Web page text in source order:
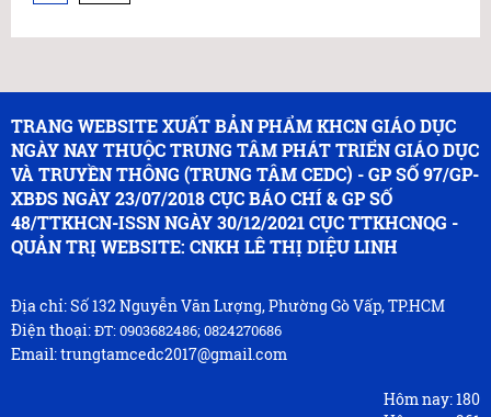
TRANG WEBSITE XUẤT BẢN PHẨM KHCN GIÁO DỤC
NGÀY NAY THUỘC TRUNG TÂM PHÁT TRIỂN GIÁO DỤC
VÀ TRUYỀN THÔNG (TRUNG TÂM CEDC) - GP SỐ 97/GP-
XBĐS NGÀY 23/07/2018 CỤC BÁO CHÍ & GP SỐ
48/TTKHCN-ISSN NGÀY 30/12/2021 CỤC TTKHCNQG -
QUẢN TRỊ WEBSITE: CNKH LÊ THỊ DIỆU LINH
Địa chỉ: Số 132 Nguyễn Văn Lượng, Phường Gò Vấp, TP.HCM
Điện thoại:ĐT: 0903682486; 0824270686
Email: trungtamcedc2017@gmail.com
Hôm nay:180